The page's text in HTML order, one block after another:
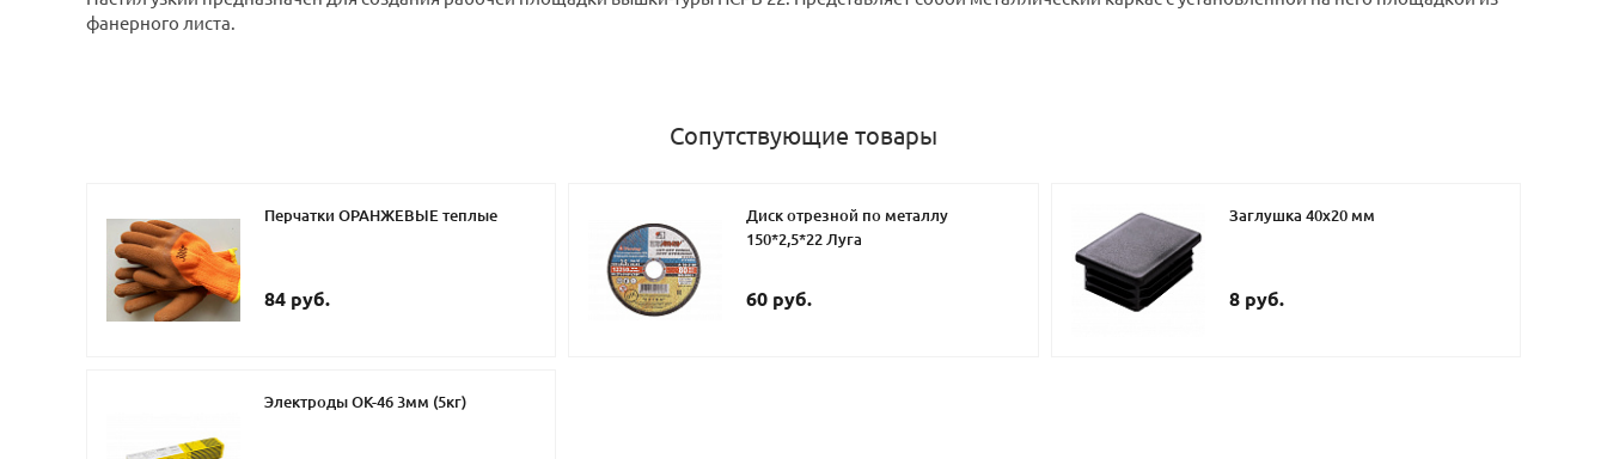
фанерного листа.
Сопутствующие товары
Перчатки ОРАНЖЕВЫЕ теплые
84 руб.
Диск отрезной по металлу
150*2,5*22 Луга
60 руб.
Заглушка 40х20 мм
8 руб.
Электроды ОК-46 3мм (5кг)